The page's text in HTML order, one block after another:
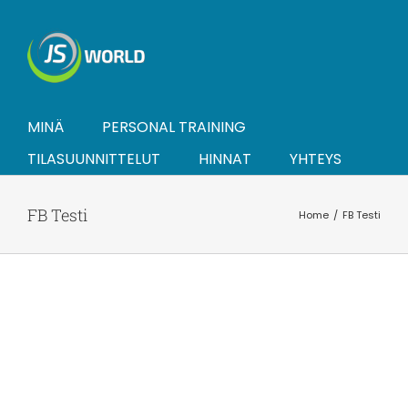
content
MINÄ
PERSONAL TRAINING
TILASUUNNITTELUT
HINNAT YHTEYS
FB Testi Home FB Testi